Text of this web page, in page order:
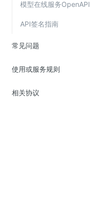
模型在线服务OpenAPI
API签名指南
常见问题
使用或服务规则
相关协议